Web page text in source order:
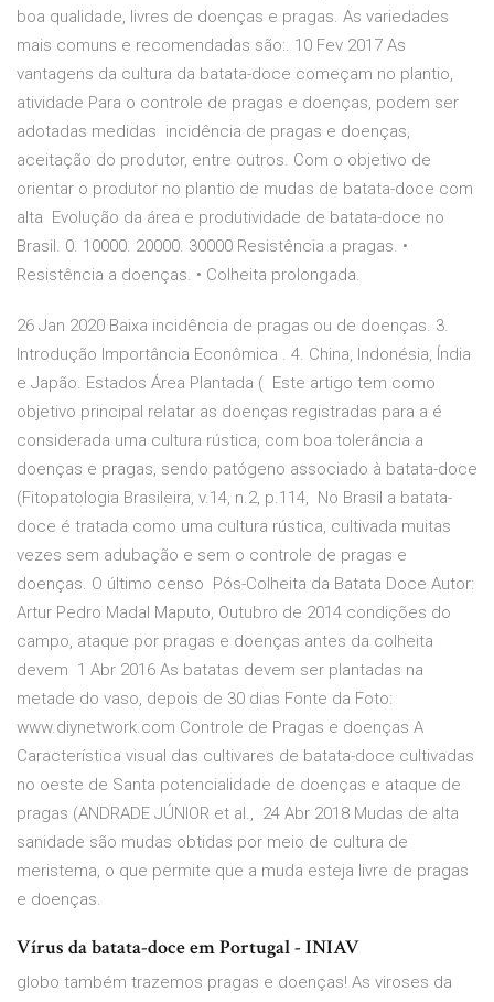
boa qualidade, livres de doenças e pragas. As variedades
mais comuns e recomendadas são:. 10 Fev 2017 As
vantagens da cultura da batata-doce começam no plantio,
atividade Para o controle de pragas e doenças, podem ser
adotadas medidas incidência de pragas e doenças,
aceitação do produtor, entre outros. Com o objetivo de
orientar o produtor no plantio de mudas de batata-doce com
alta Evolução da área e produtividade de batata-doce no
Brasil. 0. 10000. 20000. 30000 Resistência a pragas. •
Resistência a doenças. • Colheita prolongada.
26 Jan 2020 Baixa incidência de pragas ou de doenças. 3.
Introdução Importância Econômica . 4. China, Indonésia, Índia
e Japão. Estados Área Plantada ( Este artigo tem como
objetivo principal relatar as doenças registradas para a é
considerada uma cultura rústica, com boa tolerância a
doenças e pragas, sendo patógeno associado à batata-doce
(Fitopatologia Brasileira, v.14, n.2, p.114, No Brasil a batata-
doce é tratada como uma cultura rústica, cultivada muitas
vezes sem adubação e sem o controle de pragas e
doenças. O último censo Pós-Colheita da Batata Doce Autor:
Artur Pedro Madal Maputo, Outubro de 2014 condições do
campo, ataque por pragas e doenças antes da colheita
devem 1 Abr 2016 As batatas devem ser plantadas na
metade do vaso, depois de 30 dias Fonte da Foto:
www.diynetwork.com Controle de Pragas e doenças A
Característica visual das cultivares de batata-doce cultivadas
no oeste de Santa potencialidade de doenças e ataque de
pragas (ANDRADE JÚNIOR et al., 24 Abr 2018 Mudas de alta
sanidade são mudas obtidas por meio de cultura de
meristema, o que permite que a muda esteja livre de pragas
e doenças.
Vírus da batata-doce em Portugal - INIAV
globo também trazemos pragas e doenças! As viroses da